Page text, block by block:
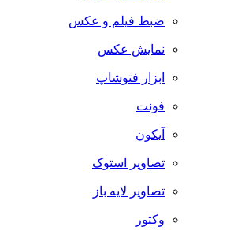
ضبط فيلم و عكس
نمایش عکس
ابزار فتوشاپ
فونت
آیکون
تصاویر استوک
تصاویر لایه باز
وکتور